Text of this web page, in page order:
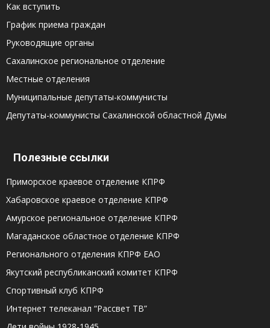
Как вступить
График приема граждан
Руководящие органы
Сахалинское региональное отделение
Местные отделения
Муниципальные депутаты-коммунисты
Депутаты-коммунисты Сахалинской областной Думы
Полезные ссылки
Приморское краевое отделение КПРФ
Хабаровское краевое отделение КПРФ
Амурское региональное отделение КПРФ
Магаданское областное отделение КПРФ
Регионального отделения КПРФ ЕАО
Якутский республиканский комитет КПРФ
Спортивный клуб КПРФ
Интернет телеканал “Рассвет ТВ”